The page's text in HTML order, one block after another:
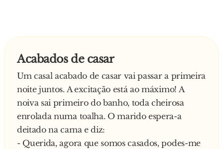
Acabados de casar
Um casal acabado de casar vai passar a primeira
noite juntos. A excitação está ao máximo! A
noiva sai primeiro do banho, toda cheirosa
enrolada numa toalha. O marido espera-a
deitado na cama e diz:
- Querida, agora que somos casados, podes-me